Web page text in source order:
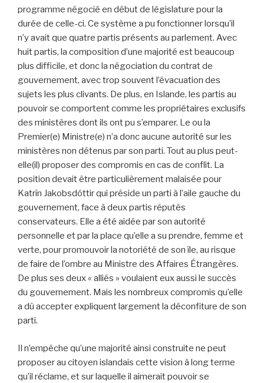
programme négocié en début de législature pour la
durée de celle-ci. Ce système a pu fonctionner lorsqu’il
n’y avait que quatre partis présents au parlement. Avec
huit partis, la composition d’une majorité est beaucoup
plus difficile, et donc la négociation du contrat de
gouvernement, avec trop souvent l’évacuation des
sujets les plus clivants. De plus, en Islande, les partis au
pouvoir se comportent comme les propriétaires exclusifs
des ministères dont ils ont pu s’emparer. Le ou la
Premier(e) Ministre(e) n’a donc aucune autorité sur les
ministères non détenus par son parti. Tout au plus peut-
elle(il) proposer des compromis en cas de conflit. La
position devait être particulièrement malaisée pour
Katrín Jakobsdóttir qui préside un parti à l’aile gauche du
gouvernement, face à deux partis réputés
conservateurs. Elle a été aidée par son autorité
personnelle et par la place qu’elle a su prendre, femme et
verte, pour promouvoir la notoriété de son île, au risque
de faire de l’ombre au Ministre des Affaires Étrangères.
De plus ses deux « alliés » voulaient eux aussi le succès
du gouvernement. Mais les nombreux compromis qu’elle
a dû accepter expliquent largement la déconfiture de son
parti.
Il n’empêche qu’une majorité ainsi construite ne peut
proposer au citoyen islandais cette vision à long terme
qu’il réclame, et sur laquelle il aimerait pouvoir se